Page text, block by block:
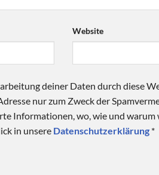
Website
deiner Daten durch diese
nur zum Zweck der
Informationen, wo, wie und warum
in unsere Datenschutzerklärung *